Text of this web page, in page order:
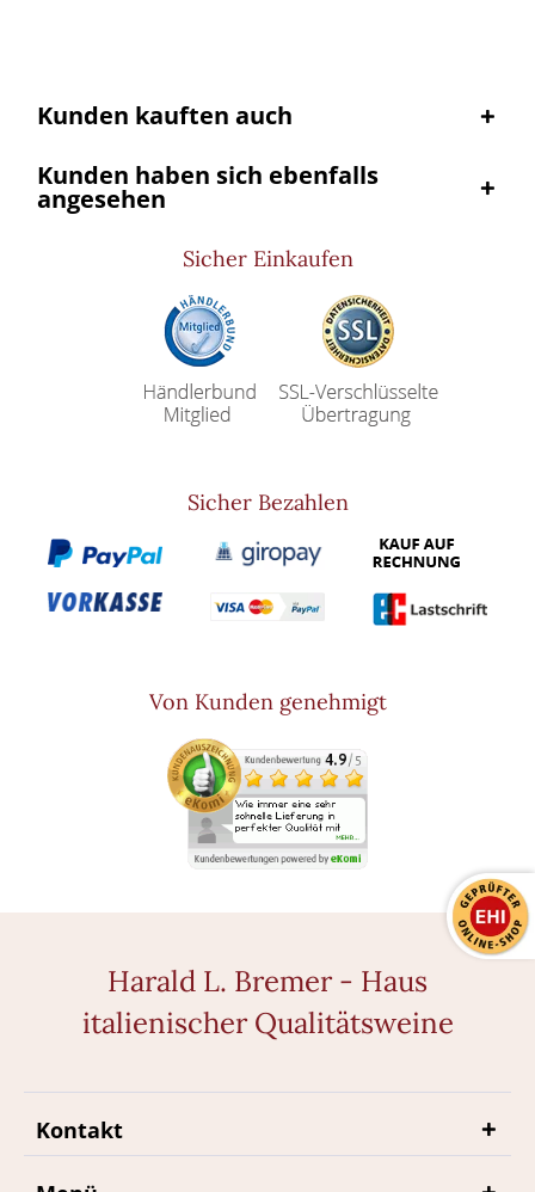
Kunden kauften auch
Kunden haben sich ebenfalls
angesehen
Sicher Einkaufen
Sicher Bezahlen
Von Kunden genehmigt
Harald L. Bremer - Haus
italienischer Qualitätsweine
Kontakt